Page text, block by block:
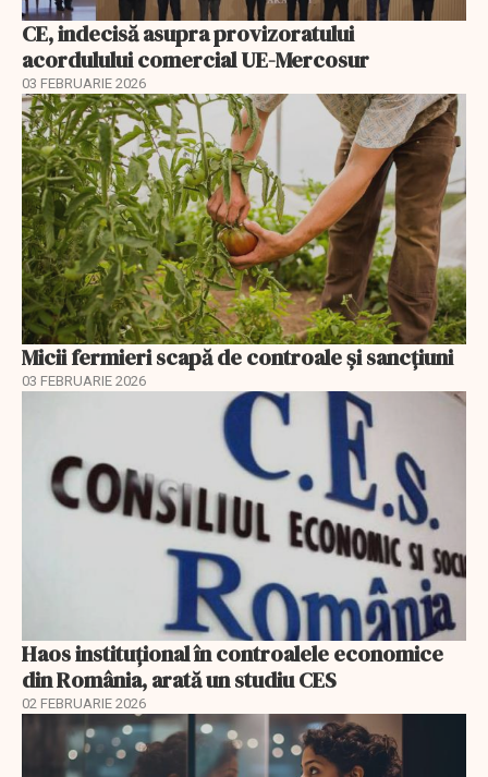
CE, indecisă asupra provizoratului
acordulului comercial UE-Mercosur
03 FEBRUARIE 2026
Micii fermieri scapă de controale și sancțiuni
03 FEBRUARIE 2026
Haos instituțional în controalele economice
din România, arată un studiu CES
02 FEBRUARIE 2026